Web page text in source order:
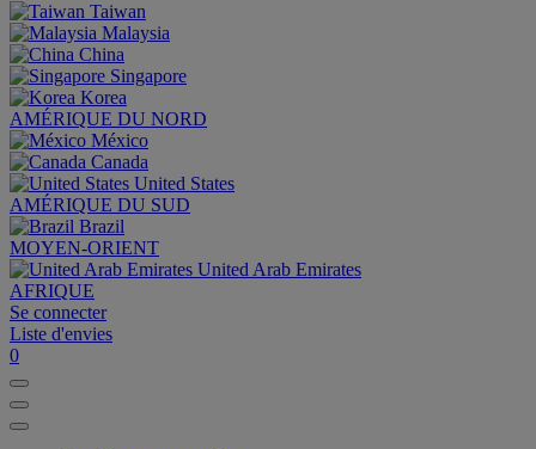
Taiwan
Malaysia
China
Singapore
Korea
AMÉRIQUE DU NORD
México
Canada
United States
AMÉRIQUE DU SUD
Brazil
MOYEN-ORIENT
United Arab Emirates
AFRIQUE
Se connecter
Liste d'envies
0